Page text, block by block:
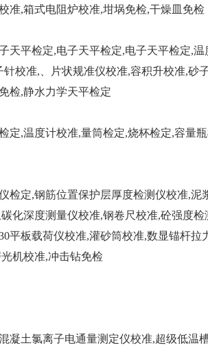
准,箱式电阻炉校准,坩埚免检,干燥皿免检
天平检定,电子天平检定,电子天平检定,
准,、片状规准仪校准,容积升校准,
检,静水力学天平检定
定,温度计校准,量筒检定,烧杯检定,容量
检定,钢筋位置保护层厚度检测仪校准,泥
化深度测量仪校准,钢卷尺校准,砼强度
平板载荷仪校准,灌砂筒校准,数显锚杆
机校准,冲击钻免检
凝土氯离子电通量测定仪校准,超级低温